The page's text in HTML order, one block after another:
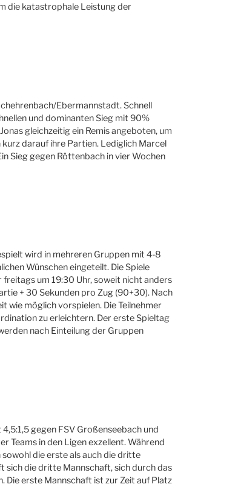
die katastrophale Leistung der
Ebermannstadt. Schnell
und dominanten Sieg mit 90%
gleichzeitig ein Remis angeboten, um
kurz darauf ihre Partien. Lediglich Marcel
Sieg gegen Röttenbach in vier Wochen
wird in mehreren Gruppen mit 4-8
Wünschen eingeteilt. Die Spiele
um 19:30 Uhr, soweit nicht anders
+ 30 Sekunden pro Zug (90+30). Nach
wie möglich vorspielen. Die Teilnehmer
zu erleichtern. Der erste Spieltag
nach Einteilung der Gruppen
gegen FSV Großenseebach und
Teams in den Ligen exzellent. Während
die erste als auch die dritte
sich die dritte Mannschaft, sich durch das
Die erste Mannschaft ist zur Zeit auf Platz